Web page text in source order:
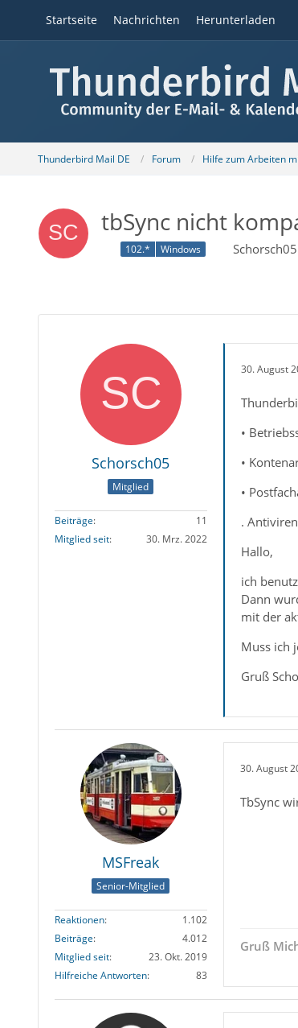
Startseite Nachrichten Herunterladen
Thunderbird Mail DE Forum Hilfe zum Arbeiten
tbSync nicht
102.* Windows Schorsch05
Schorsch05
Mitglied
Beiträge
11
Mitglied seit
30. Mrz. 2022
30. August
•
•
•
.
Hallo,
ich
Dann
mit der
Muss ich
Gruß
MSFreak
Senior-Mitglied
Reaktionen
1.102
Beiträge
4.012
Mitglied seit
23. Okt. 2019
Hilfreiche Antworten
83
30. August
TbSync
Gruß